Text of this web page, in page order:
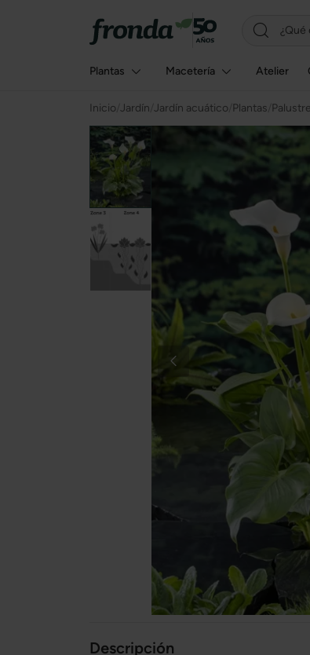
Plantas Macetería Atelier
Inicio Jardín Jardín acuático Plantas
Descripción